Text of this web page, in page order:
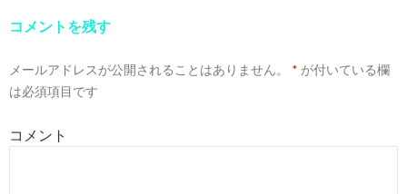
ゲ
シ
ン
コメントを残す
メールアドレスが公開されることはありません。 * が付いている欄
は必須項目です
コメント